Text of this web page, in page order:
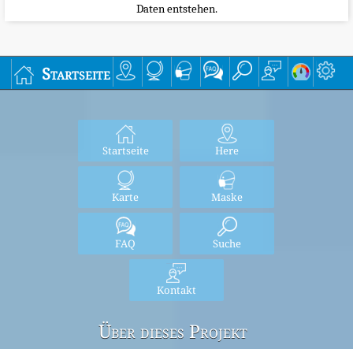
Daten entstehen.
Startseite
Startseite Here
Karte Maske
FAQ Suche
Kontakt
Über dieses Projekt